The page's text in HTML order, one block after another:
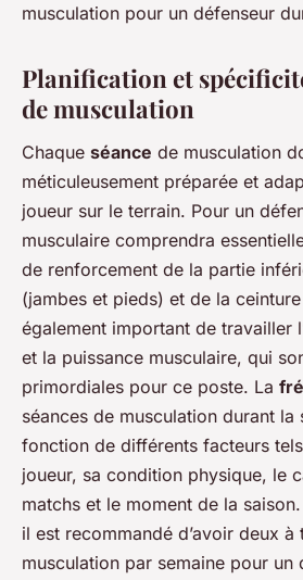
musculation pour un défenseur
Planification et
de musculation
Chaque séance de musculation
méticuleusement préparée et
joueur sur le terrain. Pour un
musculaire comprendra
de renforcement de la partie
(jambes et pieds) et de la
également important de travailler
et la puissance musculaire, qui
primordiales pour ce poste. La
séances de musculation durant la
fonction de différents facteurs tels
joueur, sa condition physique, le
matchs et le moment de la
il est recommandé d’avoir deux à
musculation par semaine pour un